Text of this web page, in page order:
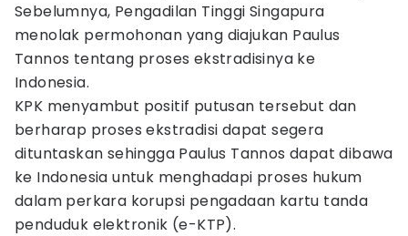
Sebelumnya, Pengadilan Tinggi Singapura
menolak permohonan yang diajukan Paulus
Tannos tentang proses ekstradisinya ke
Indonesia.
KPK menyambut positif putusan tersebut dan
berharap proses ekstradisi dapat segera
dituntaskan sehingga Paulus Tannos dapat dibawa
ke Indonesia untuk menghadapi proses hukum
dalam perkara korupsi pengadaan kartu tanda
penduduk elektronik (e-KTP).